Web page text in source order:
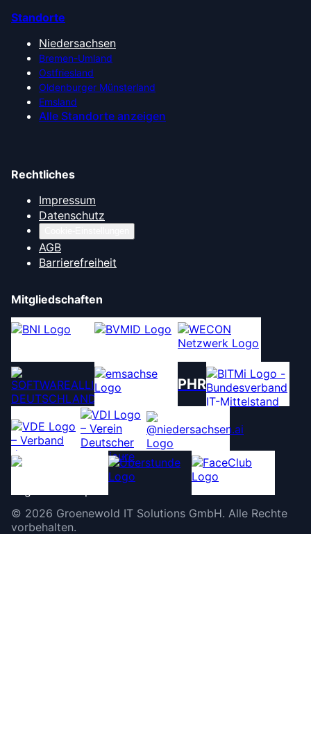
Standorte
Niedersachsen
Bremen-Umland
Ostfriesland
Oldenburger Münsterland
Emsland
Alle Standorte anzeigen
Rechtliches
Impressum
Datenschutz
AGB
Barrierefreiheit
Mitgliedschaften
PHR
© 2026 Groenewold IT Solutions GmbH. Alle Rechte
vorbehalten.